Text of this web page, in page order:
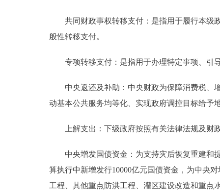
共同财政事权转移支付：是指用于履行本级政
般性转移支付。
专项转移支付：是指用于办理特定事项、引
中央返还及补助：中央财政为保障消费税、增
动基本公共服务均等化、实现政府调控目标给予
上解支出：下级政府按照有关法律法规及财政
中央增发国债资金：为支持灾后恢复重建和提
算执行中新增发行10000亿元国债资金，为中央
工程、其他重点防洪工程、灌区建设改造和重点